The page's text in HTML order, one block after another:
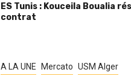
ES Tunis : Kouceila Boualia
contrat
A LA UNE Mercato USM Alger